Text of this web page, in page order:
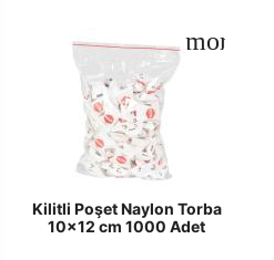
Kilitli Poşet Naylon Torba
10x12 cm 1000 Adet